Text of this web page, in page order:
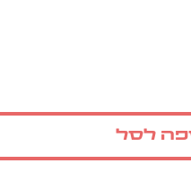
לסל